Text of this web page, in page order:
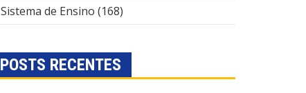
Sistema de Ensino (168)
POSTS RECENTES